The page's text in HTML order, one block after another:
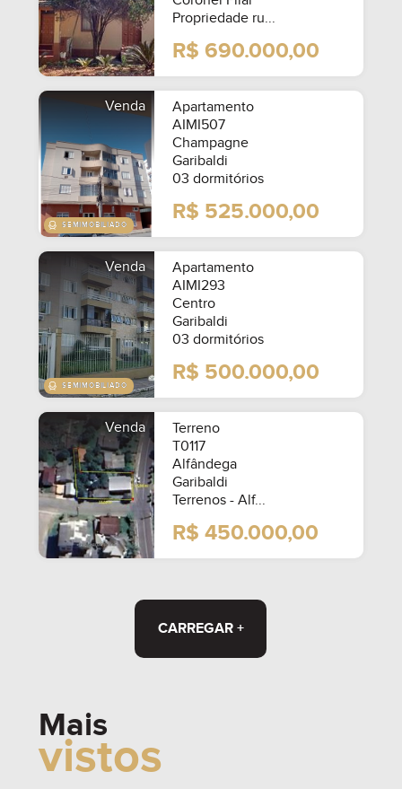
Propriedade ru...
R$ 690.000,00
Venda
Apartamento
AIMI507
Champagne
Garibaldi
03 dormitórios
R$ 525.000,00
Venda
Apartamento
AIMI293
Centro
Garibaldi
03 dormitórios
R$ 500.000,00
Venda
Terreno
T0117
Alfândega
Garibaldi
Terrenos - Alf...
R$ 450.000,00
CARREGAR +
Mais
vistos